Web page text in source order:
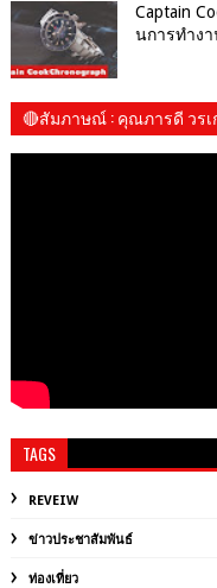
Captain
นการทำง
🔴สัมภาษณ์​ : คุณภารดี วร
TAGS
REVEIW
ข่าวประชาสัมพันธ์
ท่องเที่ยว